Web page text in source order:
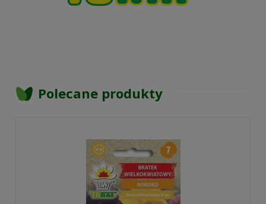
Polecane produkty